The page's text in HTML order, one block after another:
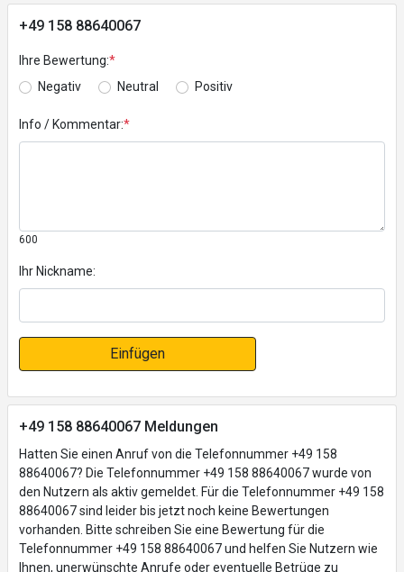
+49 158 88640067
Ihre Bewertung:*
Negativ
Neutral Positiv
Info / Kommentar:*
600
Ihr Nickname:
Einfügen
+49 158 88640067 Meldungen
Hatten Sie einen Anruf von die Telefonnummer +49 158
88640067? Die Telefonnummer +49 158 88640067 wurde von
den Nutzern als aktiv gemeldet. Für die Telefonnummer +49 158
88640067 sind leider bis jetzt noch keine Bewertungen
vorhanden. Bitte schreiben Sie eine Bewertung für die
Telefonnummer +49 158 88640067 und helfen Sie Nutzern wie
Ihnen, unerwünschte Anrufe oder eventuelle Betrüge zu